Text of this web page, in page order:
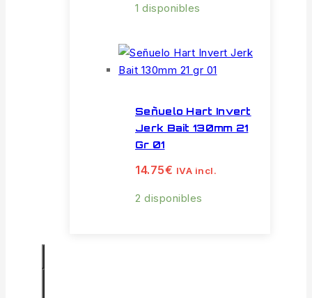
1 disponibles
Señuelo Hart Invert
Jerk Bait 130mm 21
Gr 01
14.75€ IVA incl.
2 disponibles